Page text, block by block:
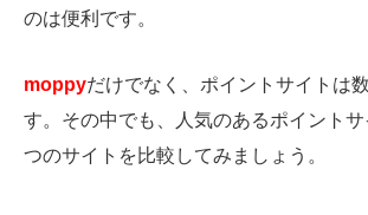
のは便利です。
moppyだけでなく、ポイントサイトは
す。その中でも、人気のあるポイントサ
つのサイトを比較してみましょう。